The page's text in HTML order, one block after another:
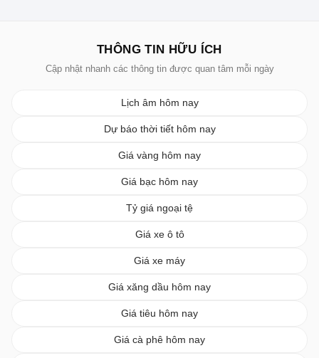
THÔNG TIN HỮU ÍCH
Cập nhật nhanh các thông tin được quan tâm mỗi ngày
Lịch âm hôm nay
Dự báo thời tiết hôm nay
Giá vàng hôm nay
Giá bạc hôm nay
Tỷ giá ngoại tệ
Giá xe ô tô
Giá xe máy
Giá xăng dầu hôm nay
Giá tiêu hôm nay
Giá cà phê hôm nay